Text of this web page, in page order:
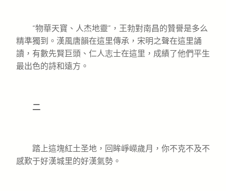
“物華天寶、人杰地靈”，王勃對南昌的贊譽是多么
精準獨到。漢風唐韻在這里傳承，宋明之聲在這里誦
讀，有數先賢巨頭、仁人志士在這里，成績了他們平生
最出色的詩和遠方。
二
踏上這塊紅土圣地，回眸崢嶸歲月，你不克不及不
感歎于好漢城里的好漢氣勢。